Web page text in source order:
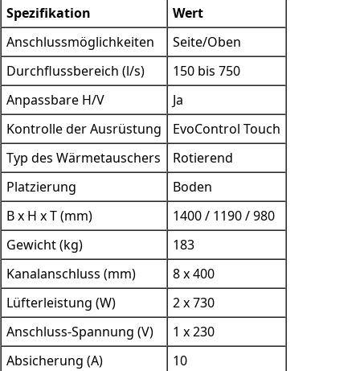
Spezifikation
Wert
Anschlussmöglichkeiten
Seite/Oben
Durchflussbereich (l/s)
150 bis 750
Anpassbare H/V
Ja
Kontrolle der Ausrüstung
EvoControl Touch
Typ des Wärmetauschers
Rotierend
Platzierung
Boden
B x H x T (mm)
1400 / 1190 / 980
Gewicht (kg)
183
Kanalanschluss (mm)
8 x 400
Lüfterleistung (W)
2 x 730
Anschluss-Spannung (V)
1 x 230
Absicherung (A)
10